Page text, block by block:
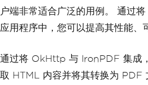
户端非常适合广泛的用例。 通过
应用程序中，您可以提高其性能、
通过将 OkHttp 与 IronPDF 集成
取 HTML 内容并将其转换为 PDF